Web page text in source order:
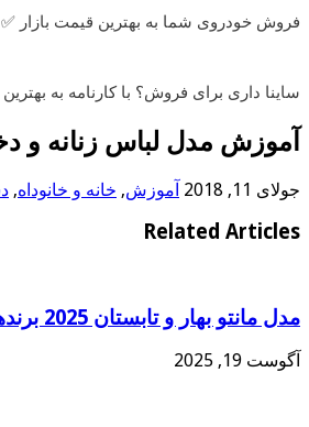
فروش خودروی شما به بهترین قیمت بازار ✅
ساینا داری برای فروش؟ با کارنامه به
آموزش مدل لباس زنانه و
جولای 11, 2018 آموزش, خانه و خانوداه,
Related Articles
مدل مانتو بهار و تابستان 2025 برندهای ایرانی
آگوست 19, 2025